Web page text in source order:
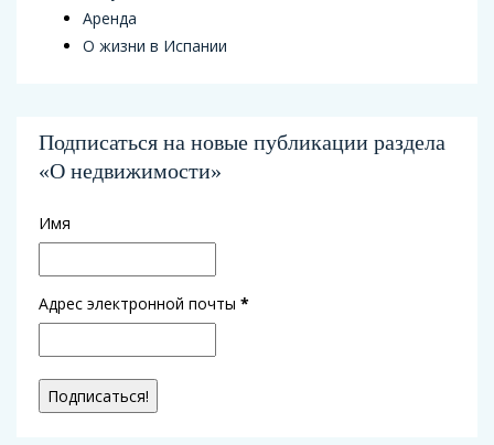
Аренда
О жизни в Испании
Подписаться на новые публикации раздела
«О недвижимости»
Имя
Адрес электронной почты *